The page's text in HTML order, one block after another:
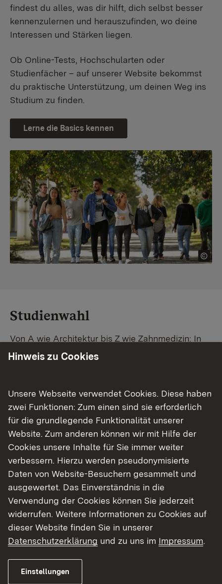
findest du alles, was dir hilft, dich selbst besser
kennenzulernen und herauszufinden, wo deine
Interessen und Stärken liegen.
Ob Online-Tests, Hochschularten oder
Studienfächer – auf unserer Website bekommst
du praktische Unterstützung, um deinen Weg ins
Studium zu finden.
Lerne die Basics kennen
Studienwahl
Von A wie Architektur bis Z wie Zahnmedizin: In
Baden-Württemberg warten unzählige
Studiengangsuche schnell den passenden
Studienplatz. Außerdem gibt's eine Schritt-für-
Schritt-Anleitung zu deinem Traum-Studium.
Finde dein Studium in Baden-Württemberg
Hinweis zu Cookies
Unsere Webseite verwendet Cookies. Diese haben
zwei Funktionen: Zum einen sind sie erforderlich
für die grundlegende Funktionalität unserer
Website. Zum anderen können wir mit Hilfe der
Cookies unsere Inhalte für Sie immer weiter
verbessern. Hierzu werden pseudonymisierte
Daten von Website-Besuchern gesammelt und
ausgewertet. Das Einverständnis in die
Verwendung der Cookies können Sie jederzeit
widerrufen. Weitere Informationen zu Cookies auf
dieser Website finden Sie in unserer
Datenschutzerklärung und zu uns im Impressum.
Einstellungen